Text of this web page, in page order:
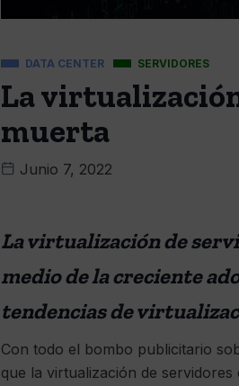
DATA CENTER SERVIDORES
La
muerta
Junio 7, 2022
La virtualización de
medio de la creciente
tendencias de
Con todo el bombo publicitario
que la virtualización de